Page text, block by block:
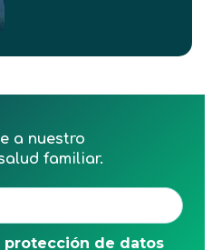
a nuestro
familiar.
de datos